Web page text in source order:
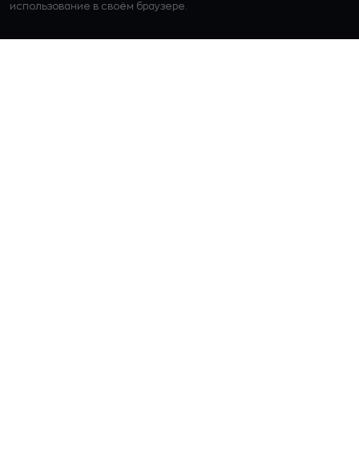
использование в своём браузере.